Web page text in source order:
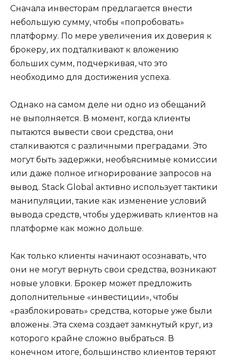
Сначала инвесторам предлагается внести
небольшую сумму, чтобы «попробовать»
платформу. По мере увеличения их доверия к
брокеру, их подталкивают к вложению
больших сумм, подчеркивая, что это
необходимо для достижения успеха.
Однако на самом деле ни одно из обещаний
не выполняется. В момент, когда клиенты
пытаются вывести свои средства, они
сталкиваются с различными преградами. Это
могут быть задержки, необъяснимые комиссии
или даже полное игнорирование запросов на
вывод. Stack Global активно использует тактики
манипуляции, такие как изменение условий
вывода средств, чтобы удерживать клиентов на
платформе как можно дольше.
Как только клиенты начинают осознавать, что
они не могут вернуть свои средства, возникают
новые уловки. Брокер может предложить
дополнительные «инвестиции», чтобы
«разблокировать» средства, которые уже были
вложены. Эта схема создает замкнутый круг, из
которого крайне сложно выбраться. В
конечном итоге, большинство клиентов теряют